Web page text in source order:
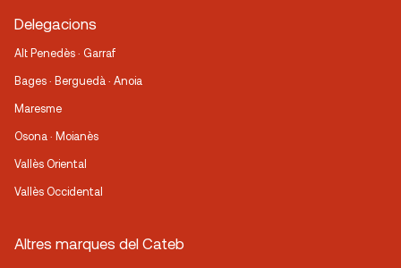
Delegacions
Alt Penedès · Garraf
Bages · Berguedà · Anoia
Maresme
Osona · Moianès
Vallès Oriental
Vallès Occidental
Altres marques del Cateb